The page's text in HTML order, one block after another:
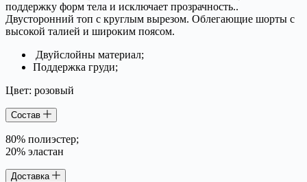
поддержку форм тела и исключает прозрачность..
Двусторонний топ с круглым вырезом. Облегающие шорты с
высокой талией и широким поясом.
Двуйслойны материал;
Поддержка груди;
Цвет: розовый
Состав
80% полиэстер;
20% эластан
Доставка